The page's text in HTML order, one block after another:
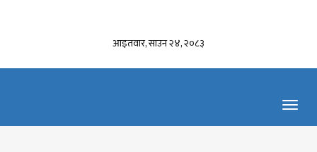
आइतवार, साउन २४, २०८३